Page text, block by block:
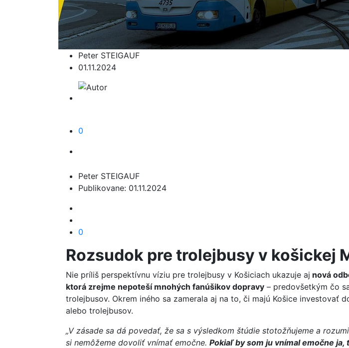
Peter STEIGAUF
01.11.2024
0
Peter STEIGAUF
Publikovane: 01.11.2024
0
Rozsudok pre trolejbusy v košickej
Nie príliš perspektívnu víziu pre trolejbusy v Košiciach ukazuje aj nová
ktorá zrejme nepoteší mnohých fanúšikov dopravy – predovšetkým čo
trolejbusov. Okrem iného sa zamerala aj na to, či majú Košice investovať
alebo trolejbusov.
„V zásade sa dá povedať, že sa s výsledkom štúdie stotožňujeme a
si nemôžeme dovoliť vnímať emočne. Pokiaľ by som ju vnímal emočne ja,